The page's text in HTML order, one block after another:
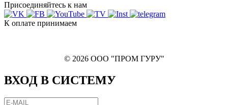
Присоединяйтесь к нам
К оплате принимаем
© 2026 ООО "ПРОМ ГУРУ"
ВХОД В СИСТЕМУ